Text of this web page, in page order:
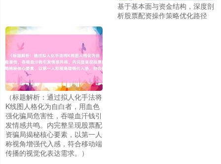
基于基本面与资金结构，深度剖
析股票配资操作策略优化路径
（标题解析：通过拟人化手法将
K线图人格化为自白者，用血色
强化骗局危害性，吞噬血汗钱引
发情感共鸣。内完整呈现股票配
资骗局揭秘核心要素，以第一人
称视角增强代入感，符合移动端
传播的视觉化表达需求。）
+11.37 +1.01%
创业板指 3563.12